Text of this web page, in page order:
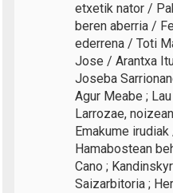
etxetik nator /
beren aberria /
ederrena / Toti
Jose / Arantxa
Joseba
Agur Meabe ;
Larrozae,
Emakume
Hamabostean
Cano ;
Saizarbitoria ;